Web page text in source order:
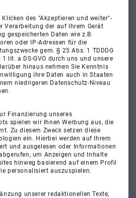
Klicken des "Akzeptieren und weiter"-
Verarbeitung der auf Ihrem Gerät
gespeicherten Daten wie z.B.
oder IP-Adressen für die
gem. § 25 Abs. 1 TDDDG
lit. a DS-GVO durch uns und unsere
hinaus nehmen Sie Kenntnis
ihre Daten auch in Staaten
niedrigeren Datenschutz-Niveau
Finanzierung unseres
spielen wir Ihnen Werbung aus, die
Zu diesem Zweck setzen diese
ein. Hierbei werden auf Ihrem
und ausgelesen oder Informationen
um Anzeigen und Inhalte
hinweg basierend auf einem Profil
personalisiert auszuspielen.
unserer redaktionellen Texte,